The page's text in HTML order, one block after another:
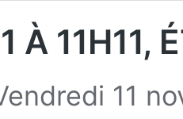
À 11H11,
11